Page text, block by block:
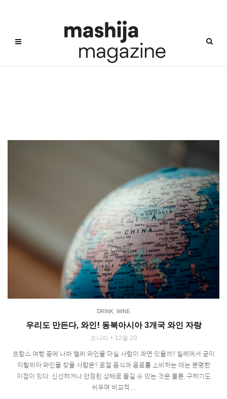
DRINK WINE
우리도 만든다, 와인! 동북아시아 3개국 와인 자랑
조나리 12월 20
프랑스 여행 중에 나파 밸리 와인을 마실 사람이 과연 있을까? 칠레에서 굳이
이탈리아 와인을 찾을 사람은? 로컬 음식과 음료를 소비하는 데는 분명한
이점이 있다. 신선하거나 안정된 상태로 즐길 수 있는 것은 물론, 구하기도
쉬우며 비교적 ...